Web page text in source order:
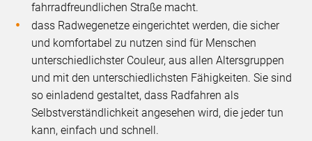
fahrradfreundlichen Straße macht.
dass Radwegenetze eingerichtet werden, die sicher
und komfortabel zu nutzen sind für Menschen
unterschiedlichster Couleur, aus allen Altersgruppen
und mit den unterschiedlichsten Fähigkeiten. Sie sind
so einladend gestaltet, dass Radfahren als
Selbstverständlichkeit angesehen wird, die jeder tun
kann, einfach und schnell.